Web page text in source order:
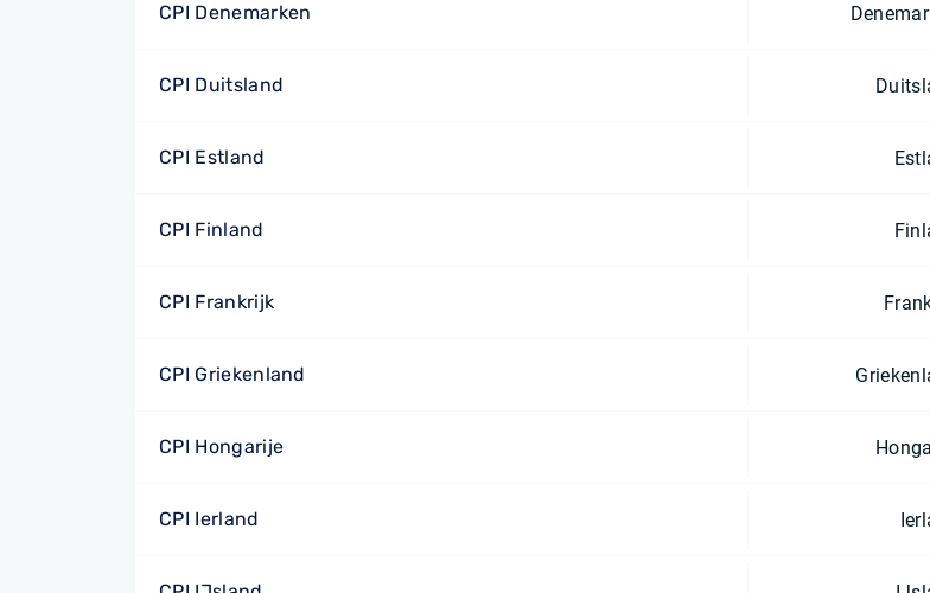
CPI Denemarken
CPI Duitsland
CPI Estland
CPI Finland
CPI Frankrijk
CPI Griekenland
CPI Hongarije
CPI Ierland